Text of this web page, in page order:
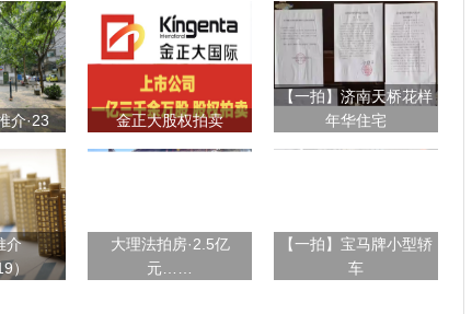
介·23 金正大股权拍卖
【一拍】济南天桥花样
年华住宅
介
）
大理法拍房·2.5亿
元……
【一拍】宝马牌小型轿
车